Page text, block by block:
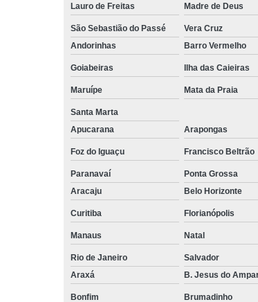
Lauro de Freitas Madre de Deus
São Sebastião do Passé
Vera Cruz
Andorinhas
Barro Vermelho
Goiabeiras Ilha das Caieiras
Maruípe Mata da Praia
Santa Marta
Apucarana
Arapongas
Foz do Iguaçu Francisco Beltrão
Paranavaí Ponta Grossa
Aracaju
Belo Horizonte
Curitiba Florianópolis
Manaus Natal
Rio de Janeiro Salvador
Araxá
B. Jesus do
Bonfim Brumadinho